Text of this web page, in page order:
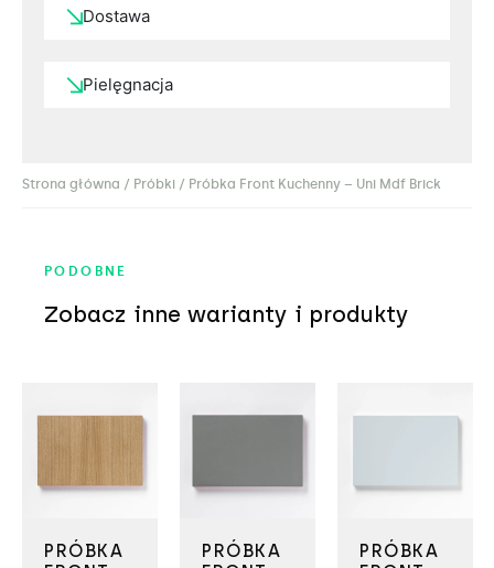
Dostawa
Pielęgnacja
Strona główna / Próbki / Próbka Front Kuchenny – Uni Mdf Brick
PODOBNE
Zobacz inne warianty i produkty
PRÓBKA
PRÓBKA
PRÓBKA